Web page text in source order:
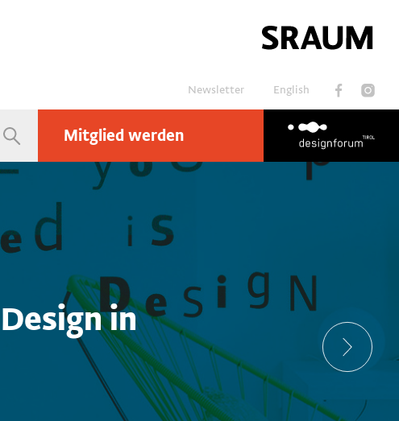
Newsletter English
Mitglied werden
in